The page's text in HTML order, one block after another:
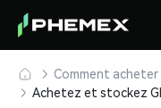
Comment